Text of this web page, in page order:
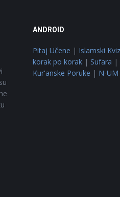
ANDROID
Pitaj Učene | Islamski Kviz
korak po korak| Sufara |
Kur'anske Poruke | N-UM